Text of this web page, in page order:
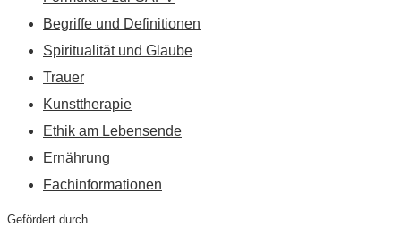
Begriffe und Definitionen
Spiritualität und Glaube
Trauer
Kunsttherapie
Ethik am Lebensende
Ernährung
Fachinformationen
Gefördert durch